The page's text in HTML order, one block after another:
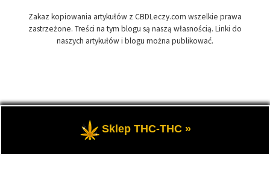
Zakaz kopiowania artykułów z CBDLeczy.com wszelkie prawa
zastrzeżone. Treści na tym blogu są naszą własnością. Linki do
naszych artykułów i blogu można publikować.
CBDLeczy.com – Wszelkie prawa zastrzeżone
marihuana i olej CBD-RSO w medycynie.
Sklep THC-THC »